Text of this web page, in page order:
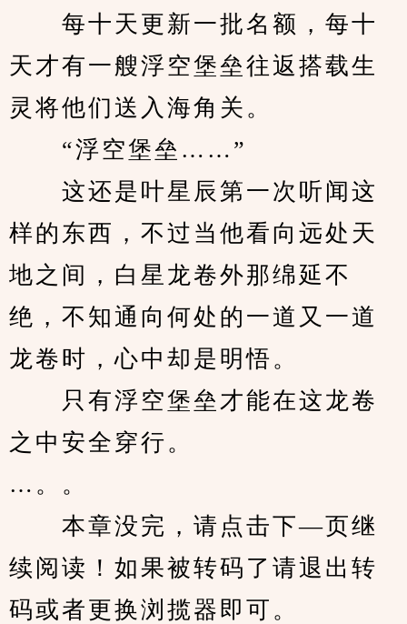
每十天更新一批名额，每十
天才有一艘浮空堡垒往返搭载生
灵将他们送入海角关。
“浮空堡垒……”
这还是叶星辰第一次听闻这
样的东西，不过当他看向远处天
地之间，白星龙卷外那绵延不
绝，不知通向何处的一道又一道
龙卷时，心中却是明悟。
只有浮空堡垒才能在这龙卷
之中安全穿行。
…。。
本章没完，请点击下—页继
续阅读！如果被转码了请退出转
码或者更换浏揽器即可。